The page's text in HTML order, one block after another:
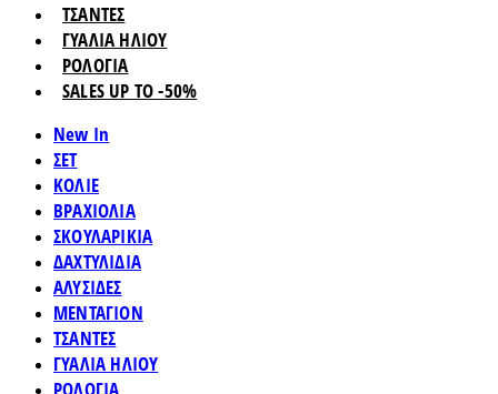
ΤΣΑΝΤΕΣ
ΓΥΑΛΙΑ ΗΛΙΟΥ
ΡΟΛΟΓΙΑ
SALES UP TO -50%
New In
ΣΕΤ
ΚΟΛΙΕ
ΒΡΑΧΙΟΛΙΑ
ΣΚΟΥΛΑΡΙΚΙΑ
ΔΑΧΤΥΛΙΔΙΑ
ΑΛΥΣΙΔΕΣ
ΜΕΝΤΑΓΙΟΝ
ΤΣΑΝΤΕΣ
ΓΥΑΛΙΑ ΗΛΙΟΥ
ΡΟΛΟΓΙΑ